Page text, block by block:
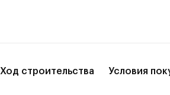
Ход строительства Условия